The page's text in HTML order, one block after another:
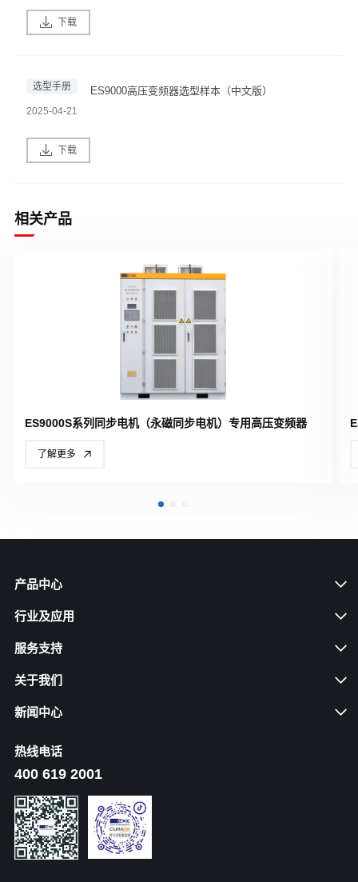
下载
选型手册 ES9000高压变频器选型样本（中文版）
2025-04-21
下载
相关产品
ES9000S系列同步电机（永磁同步电机）专用高压变频器
了解更多
产品中心
行业及应用
服务支持
关于我们
新闻中心
热线电话
400 619 2001